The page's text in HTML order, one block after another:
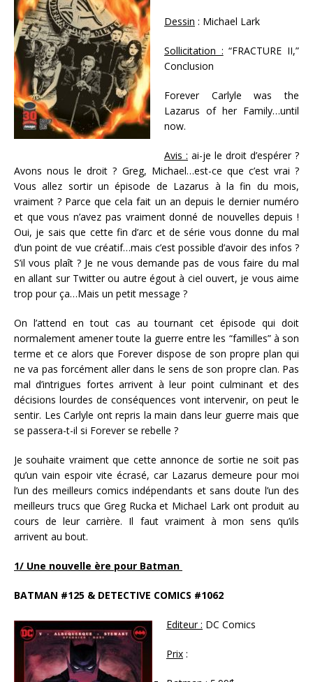
Dessin : Michael Lark
Sollicitation : “FRACTURE II,”
Conclusion
Forever Carlyle was the
Lazarus of her Family…until
now.
Avis : ai-je le droit d’espérer ?
Avons nous le droit ? Greg, Michael…est-ce que c’est vrai ?
Vous allez sortir un épisode de Lazarus à la fin du mois,
vraiment ? Parce que cela fait un an depuis le dernier numéro
et que vous n’avez pas vraiment donné de nouvelles depuis !
Oui, je sais que cette fin d’arc et de série vous donne du mal
d’un point de vue créatif…mais c’est possible d’avoir des infos ?
S’il vous plaît ? Je ne vous demande pas de vous faire du mal
en allant sur Twitter ou autre égout à ciel ouvert, je vous aime
trop pour ça…Mais un petit message ?
On l’attend en tout cas au tournant cet épisode qui doit
normalement amener toute la guerre entre les “familles” à son
terme et ce alors que Forever dispose de son propre plan qui
ne va pas forcément aller dans le sens de son propre clan. Pas
mal d’intrigues fortes arrivent à leur point culminant et des
décisions lourdes de conséquences vont intervenir, on peut le
sentir. Les Carlyle ont repris la main dans leur guerre mais que
se passera-t-il si Forever se rebelle ?
Je souhaite vraiment que cette annonce de sortie ne soit pas
qu’un vain espoir vite écrasé, car Lazarus demeure pour moi
l’un des meilleurs comics indépendants et sans doute l’un des
meilleurs trucs que Greg Rucka et Michael Lark ont produit au
cours de leur carrière. Il faut vraiment à mon sens qu’ils
arrivent au bout.
1/ Une nouvelle ère pour Batman
BATMAN #125 & DETECTIVE COMICS #1062
Editeur : DC Comics
Prix :